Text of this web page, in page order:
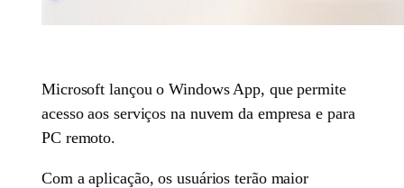
Microsoft lançou o Windows App, que permite
acesso aos serviços na nuvem da empresa e para
PC remoto.
Com a aplicação, os usuários terão maior